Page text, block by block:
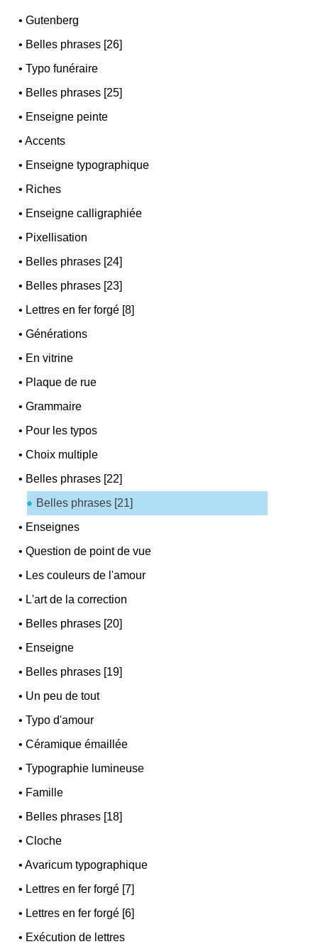
•Gutenberg
• Belles phrases [26]
•Typo funéraire
• Belles phrases [25]
• Enseigne peinte
•Accents
• Enseigne typographique
• Riches
• Enseigne calligraphiée
• Pixellisation
• Belles phrases [24]
• Belles phrases [23]
• Lettres en fer forgé [8]
•Générations
• En vitrine
• Plaque de rue
•Grammaire
• Pour les typos
•Choix multiple
• Belles phrases [22]
Belles phrases [21]
• Enseignes
•Question de point de vue
• Les couleurs de l'amour
• L'art de la correction
• Belles phrases [20]
• Enseigne
• Belles phrases [19]
• Un peu de tout
•Typo d'amour
•Céramique émaillée
•Typographie lumineuse
• Famille
• Belles phrases [18]
•Cloche
•Avaricum typographique
• Lettres en fer forgé [7]
• Lettres en fer forgé [6]
• Exécution de lettres